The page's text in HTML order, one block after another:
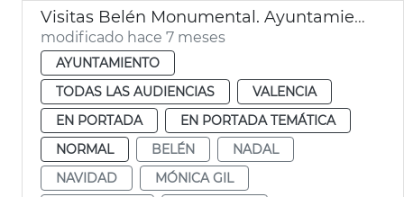
Visitas Belén Monumental. Ayuntamiento de València
modificado hace 7 meses
AYUNTAMIENTO
TODAS LAS AUDIENCIAS
VALENCIA
EN PORTADA
EN PORTADA TEMÁTICA
NORMAL
BELÉN
NADAL
NAVIDAD
MÓNICA GIL